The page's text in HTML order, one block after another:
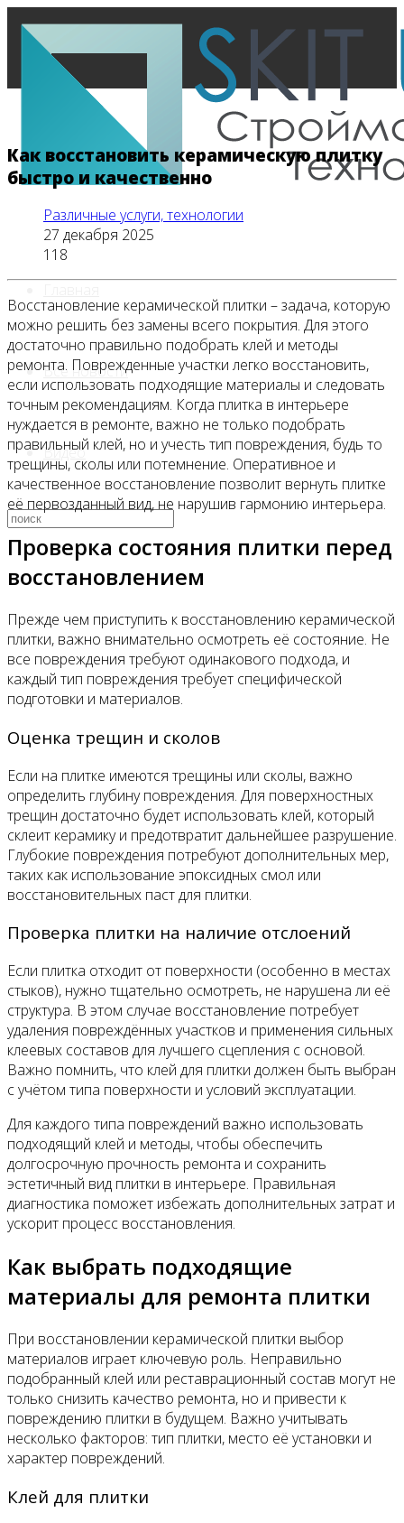
Все новости
Видео
Как восстановить керамическую плитку
быстро и качественно
Различные услуги, технологии
27 декабря 2025
118
Восстановление керамической плитки – задача, которую
можно решить без замены всего покрытия. Для этого
достаточно правильно подобрать клей и методы
ремонта. Поврежденные участки легко восстановить,
если использовать подходящие материалы и следовать
точным рекомендациям. Когда плитка в интерьере
нуждается в ремонте, важно не только подобрать
правильный клей, но и учесть тип повреждения, будь то
трещины, сколы или потемнение. Оперативное и
качественное восстановление позволит вернуть плитке
её первозданный вид, не нарушив гармонию интерьера.
Проверка состояния плитки перед
восстановлением
Прежде чем приступить к восстановлению керамической
плитки, важно внимательно осмотреть её состояние. Не
все повреждения требуют одинакового подхода, и
каждый тип повреждения требует специфической
подготовки и материалов.
Оценка трещин и сколов
Если на плитке имеются трещины или сколы, важно
определить глубину повреждения. Для поверхностных
трещин достаточно будет использовать клей, который
склеит керамику и предотвратит дальнейшее разрушение.
Глубокие повреждения потребуют дополнительных мер,
таких как использование эпоксидных смол или
восстановительных паст для плитки.
Проверка плитки на наличие отслоений
Если плитка отходит от поверхности (особенно в местах
стыков), нужно тщательно осмотреть, не нарушена ли её
структура. В этом случае восстановление потребует
удаления повреждённых участков и применения сильных
клеевых составов для лучшего сцепления с основой.
Важно помнить, что клей для плитки должен быть выбран
с учётом типа поверхности и условий эксплуатации.
Для каждого типа повреждений важно использовать
подходящий клей и методы, чтобы обеспечить
долгосрочную прочность ремонта и сохранить
эстетичный вид плитки в интерьере. Правильная
диагностика поможет избежать дополнительных затрат и
ускорит процесс восстановления.
Как выбрать подходящие
материалы для ремонта плитки
При восстановлении керамической плитки выбор
материалов играет ключевую роль. Неправильно
подобранный клей или реставрационный состав могут не
только снизить качество ремонта, но и привести к
повреждению плитки в будущем. Важно учитывать
несколько факторов: тип плитки, место её установки и
характер повреждений.
Клей для плитки